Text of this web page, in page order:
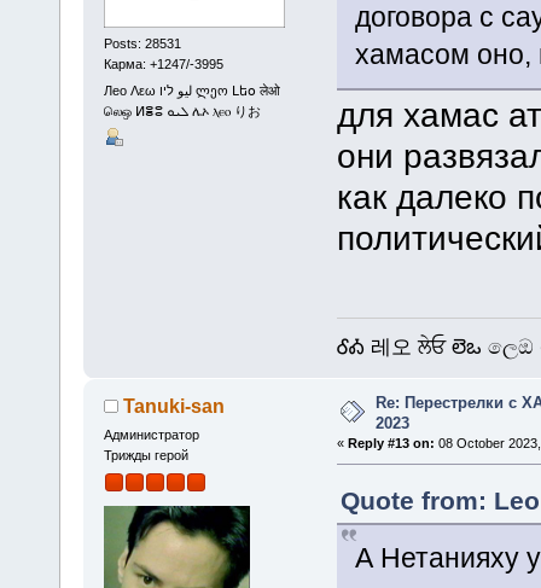
Posts: 28531
Карма: +1247/-3995
Лео Λεω ليو ליו ლეო Լեօ लेओ
லெஒ ⵍⴻⵓ ܠܝܘ ሌኦ ⲗⲉⲟ りお
договора с
хамасом оно,
для хамас
они
как далеко
ᎴᎣ 레오 ਲੇਓ లెఒ
Tanuki-san
Администратор
Трижды герой
Re: Перестрелки с
2023
« Reply #13 on: 08 October
Quote from:
А Нетанияху